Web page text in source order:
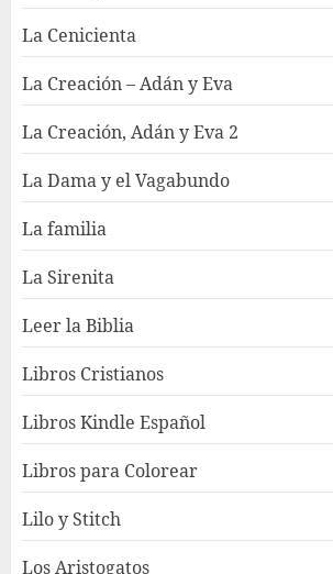
La Cenicienta
La Creación – Adán y Eva
La Creación, Adán y Eva 2
La Dama y el Vagabundo
La familia
La Sirenita
Leer la Biblia
Libros Cristianos
Libros Kindle Español
Libros para Colorear
Lilo y Stitch
Los Aristogatos